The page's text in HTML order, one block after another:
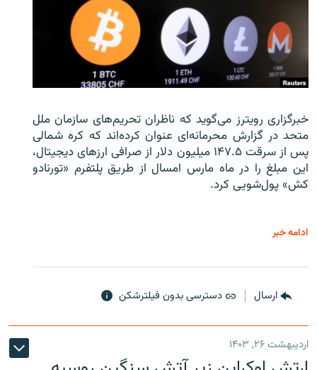
خبرگزاری رویترز می‌گوید که ناظران تحریم‌های سازمان ملل
متحد در گزارش محرمانه‌ای عنوان کرده‌اند که کره شمالی
پس از سرقت ۱۴۷.۵ میلیون دلار از صرافی ارزهای دیجیتال،
این مبلغ را در ماه مارس امسال از طریق پلتفرم «تورنادو
کش» پول‌شویی کرد.
ادامه خبر
ارسال دسترسی بدون فیلترشکن
اردیبهشت ۲۶, ۱۴۰۳